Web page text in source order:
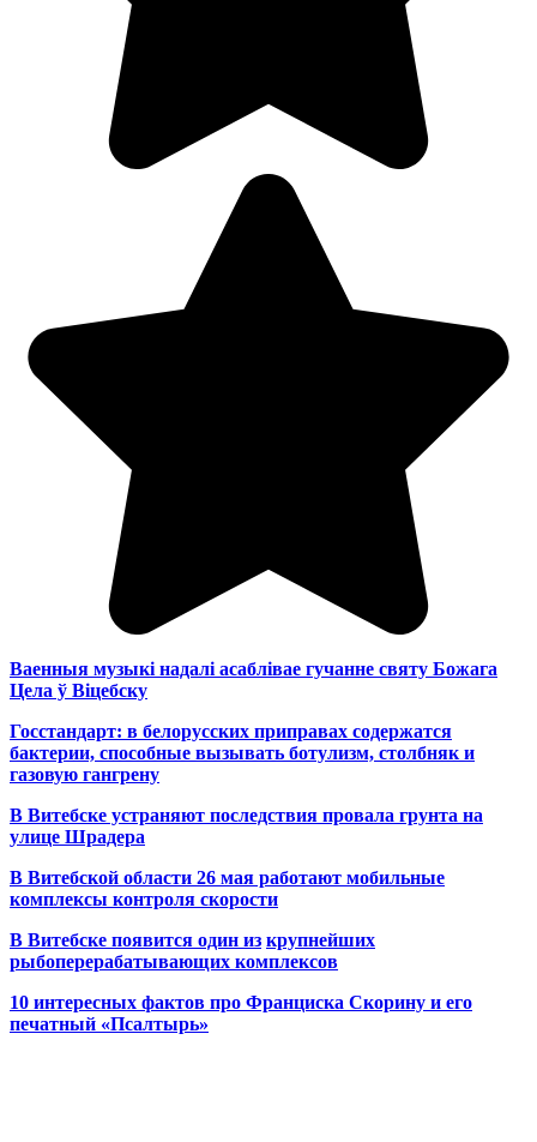
Ваенныя музыкі надалі асаблівае гучанне святу Божага
Цела ў Віцебску
Госстандарт: в белорусских приправах содержатся
бактерии, способные вызывать ботулизм, столбняк и
газовую гангрену
В Витебске устраняют последствия провала грунта на
улице Шрадера
В Витебской области 26 мая работают мобильные
комплексы контроля скорости
В Витебске появится один из крупнейших
рыбоперерабатывающих комплексов
10 интересных фактов про Франциска Скорину и его
печатный «Псалтырь»